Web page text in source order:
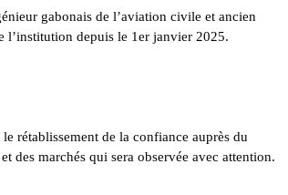
gabonais de l’aviation civile et ancien
l’institution depuis le 1er janvier 2025.
rétablissement de la confiance auprès du
des marchés qui sera observée avec attention.